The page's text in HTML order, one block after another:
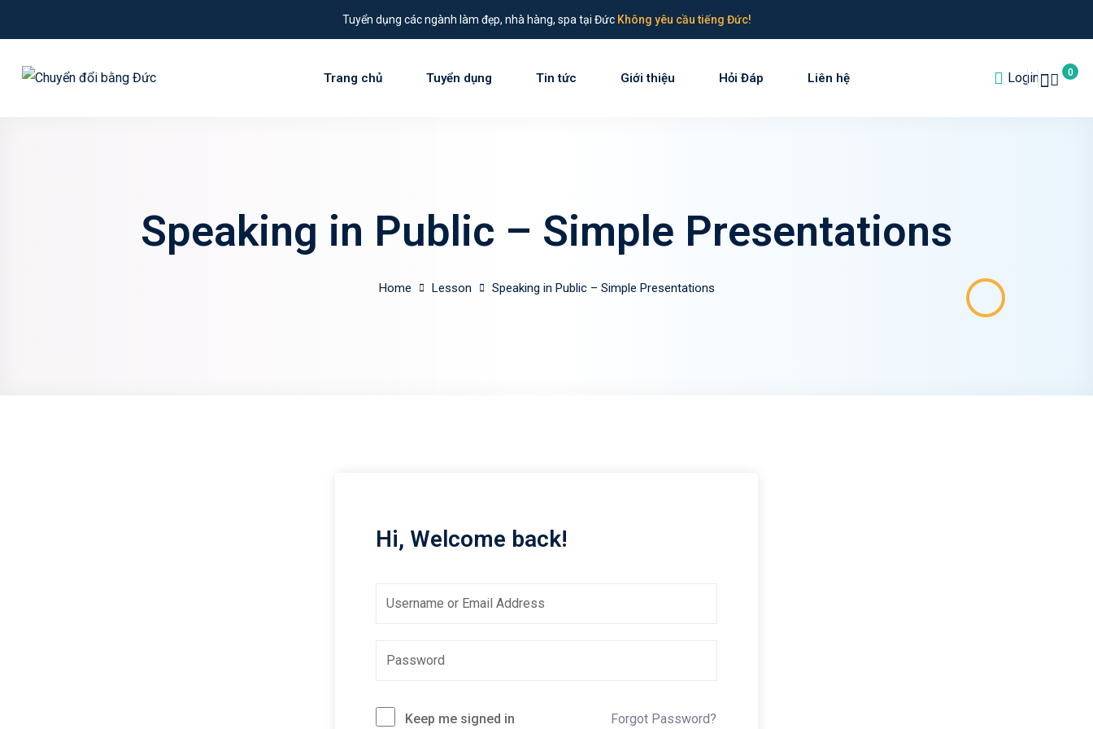
Tuyển dụng các ngành làm đẹp, nhà hàng, spa tại Đức Không yêu cầu tiếng Đức!
Trang chủ Tuyển dụng Tin tức Giới thiệu Hỏi Đáp Liên hệ Login 0
Speaking in Public – Simple Presentations
Home Lesson Speaking in Public – Simple Presentations
Hi, Welcome back!
Keep me signed in Forgot Password?
Sign in
Don’t have an account? Sign up
Sign up